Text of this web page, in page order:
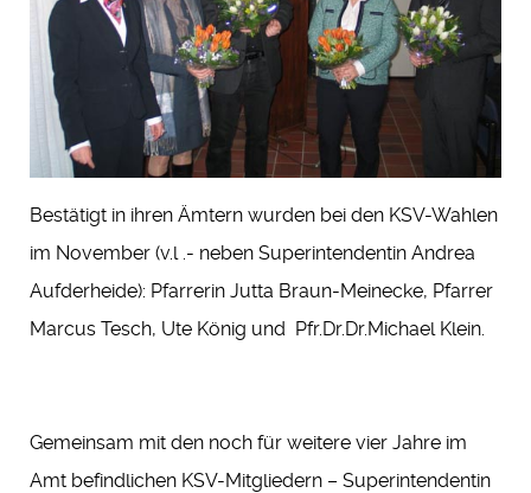
Bestätigt in ihren Ämtern wurden bei den KSV-Wahlen
im November (v.l .- neben Superintendentin Andrea
Aufderheide): Pfarrerin Jutta Braun-Meinecke, Pfarrer
Marcus Tesch, Ute König und Pfr.Dr.Dr.Michael Klein.
Gemeinsam mit den noch für weitere vier Jahre im
Amt befindlichen KSV-Mitgliedern – Superintendentin